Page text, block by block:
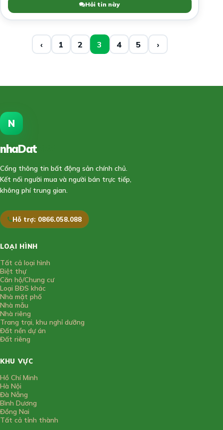
Hỏi tin này
‹ 1 2 3 4 5 ›
N
nhaDat
Cổng thông tin bất động sản chính chủ.
Kết nối người mua và người bán trực tiếp,
không phí trung gian.
Hỗ trợ: 0866.058.088
LOẠI HÌNH
Tất cả loại hình
Biệt thự
Căn hộ/Chung cư
Loại BĐS khác
Nhà mặt phố
Nhà mẫu
Nhà riêng
Trang trại, khu nghỉ dưỡng
Đất nền dự án
Đất riêng
KHU VỰC
Hồ Chí Minh
Hà Nội
Đà Nẵng
Bình Dương
Đồng Nai
Tất cả tỉnh thành